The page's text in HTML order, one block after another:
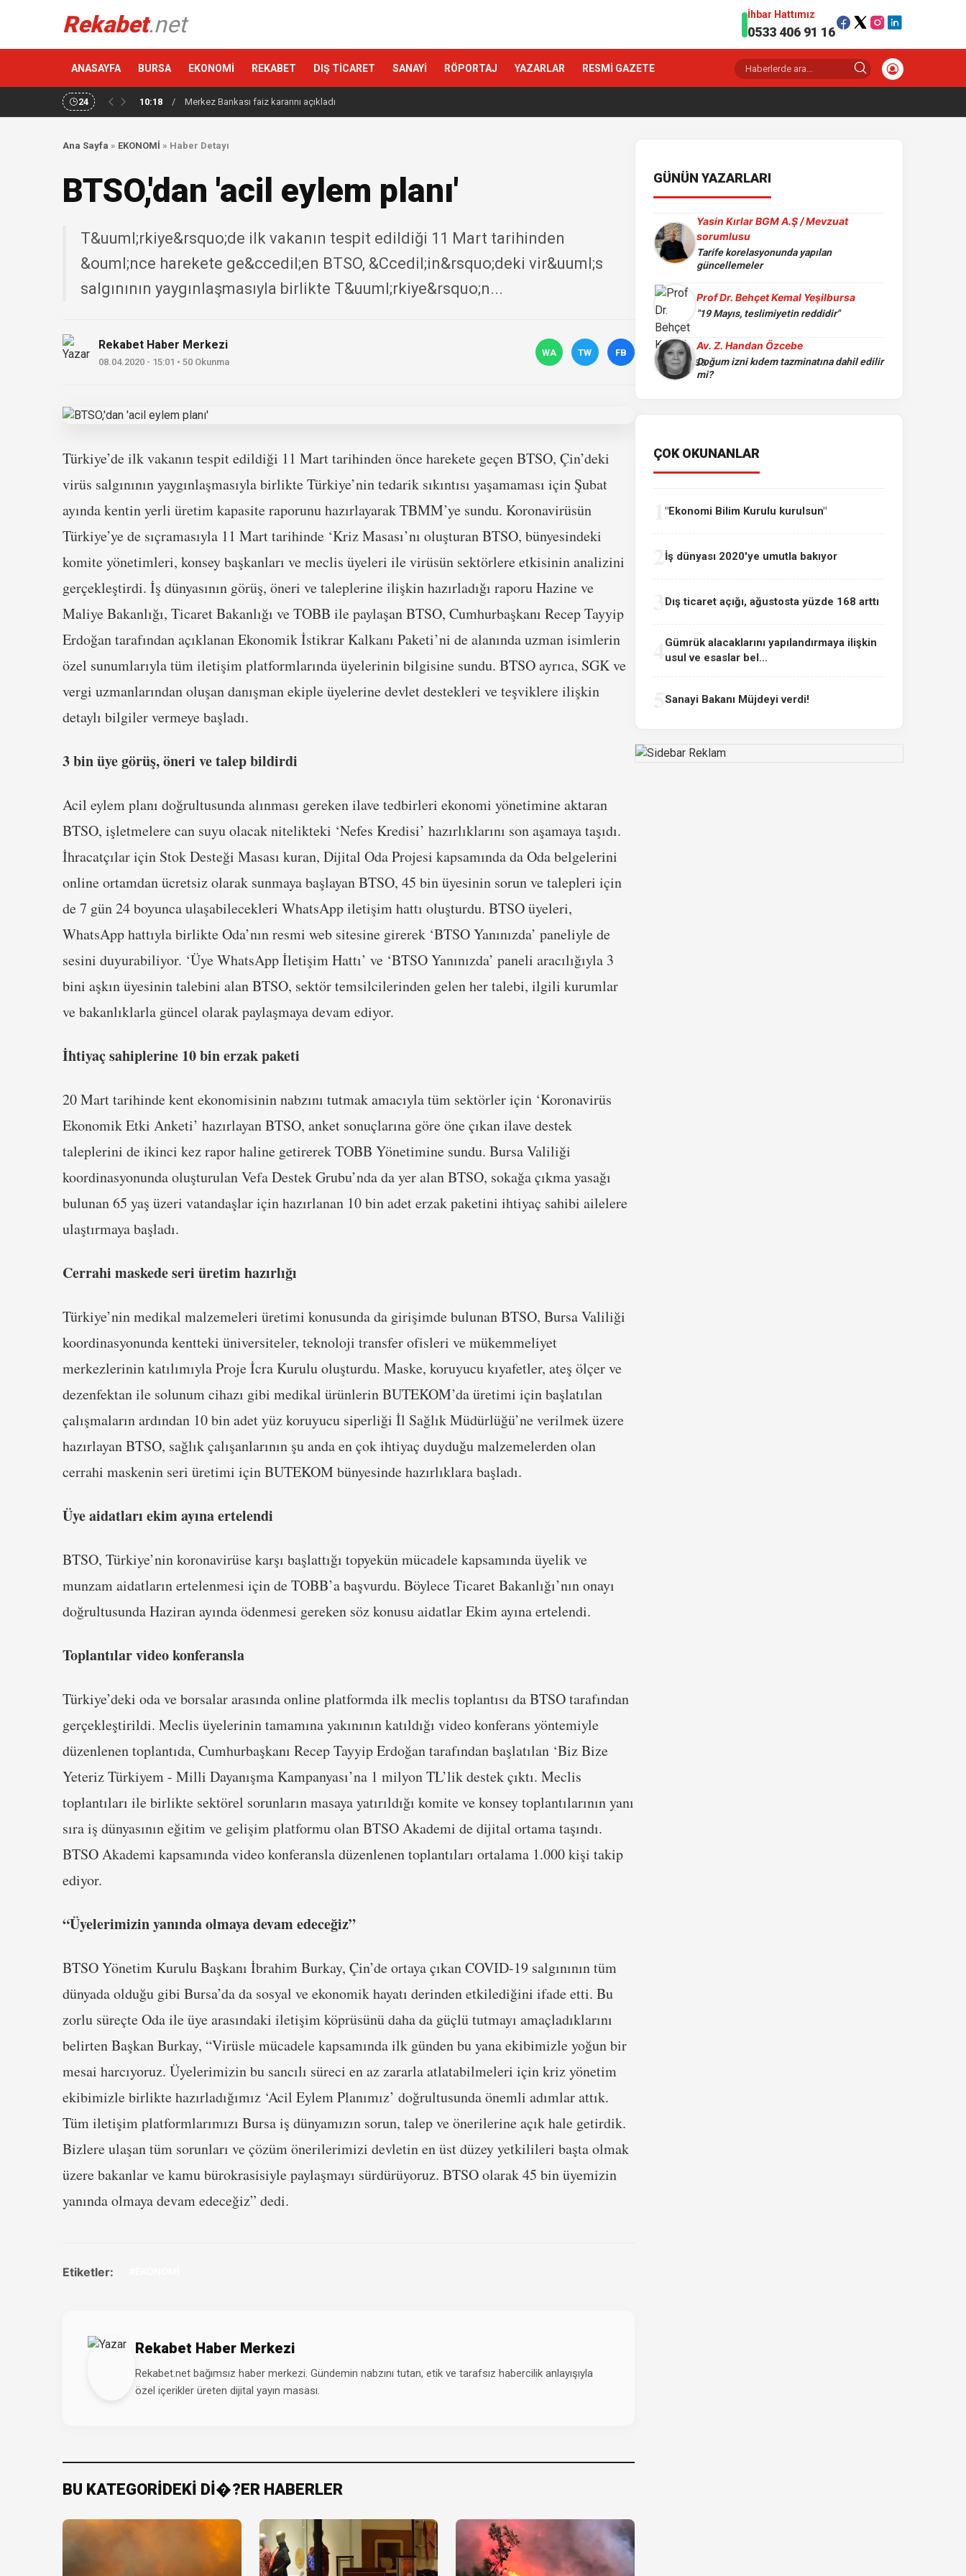
Rekabet.net İhbar Hattımız
0533 406 91 16
ANASAYFA BURSA EKONOMİ REKABET DIŞ TİCARET SANAYİ RÖPORTAJ YAZARLAR RESMİ GAZETE
24 10:18 / Merkez Bankası faiz kararını açıkladı
Ana Sayfa » EKONOMİ » Haber Detayı
BTSO,'dan 'acil eylem planı'
T&uuml;rkiye&rsquo;de ilk vakanın tespit edildiği 11 Mart tarihinden
&ouml;nce harekete ge&ccedil;en BTSO, &Ccedil;in&rsquo;deki vir&uuml;s
salgınının yaygınlaşmasıyla birlikte T&uuml;rkiye&rsquo;n...
Rekabet Haber Merkezi
08.04.2020 - 15:01 • 50 Okunma
WA TW FB
Türkiye’de ilk vakanın tespit edildiği 11 Mart tarihinden önce harekete geçen BTSO, Çin’deki
virüs salgınının yaygınlaşmasıyla birlikte Türkiye’nin tedarik sıkıntısı yaşamaması için Şubat
ayında kentin yerli üretim kapasite raporunu hazırlayarak TBMM’ye sundu. Koronavirüsün
Türkiye’ye de sıçramasıyla 11 Mart tarihinde ‘Kriz Masası’nı oluşturan BTSO, bünyesindeki
komite yönetimleri, konsey başkanları ve meclis üyeleri ile virüsün sektörlere etkisinin analizini
gerçekleştirdi. İş dünyasının görüş, öneri ve taleplerine ilişkin hazırladığı raporu Hazine ve
Maliye Bakanlığı, Ticaret Bakanlığı ve TOBB ile paylaşan BTSO, Cumhurbaşkanı Recep Tayyip
Erdoğan tarafından açıklanan Ekonomik İstikrar Kalkanı Paketi’ni de alanında uzman isimlerin
özel sunumlarıyla tüm iletişim platformlarında üyelerinin bilgisine sundu. BTSO ayrıca, SGK ve
vergi uzmanlarından oluşan danışman ekiple üyelerine devlet destekleri ve teşviklere ilişkin
detaylı bilgiler vermeye başladı.
3 bin üye görüş, öneri ve talep bildirdi
Acil eylem planı doğrultusunda alınması gereken ilave tedbirleri ekonomi yönetimine aktaran
BTSO, işletmelere can suyu olacak nitelikteki ‘Nefes Kredisi’ hazırlıklarını son aşamaya taşıdı.
İhracatçılar için Stok Desteği Masası kuran, Dijital Oda Projesi kapsamında da Oda belgelerini
online ortamdan ücretsiz olarak sunmaya başlayan BTSO, 45 bin üyesinin sorun ve talepleri için
de 7 gün 24 boyunca ulaşabilecekleri WhatsApp iletişim hattı oluşturdu. BTSO üyeleri,
WhatsApp hattıyla birlikte Oda’nın resmi web sitesine girerek ‘BTSO Yanınızda’ paneliyle de
sesini duyurabiliyor. ‘Üye WhatsApp İletişim Hattı’ ve ‘BTSO Yanınızda’ paneli aracılığıyla 3
bini aşkın üyesinin talebini alan BTSO, sektör temsilcilerinden gelen her talebi, ilgili kurumlar
ve bakanlıklarla güncel olarak paylaşmaya devam ediyor.
İhtiyaç sahiplerine 10 bin erzak paketi
20 Mart tarihinde kent ekonomisinin nabzını tutmak amacıyla tüm sektörler için ‘Koronavirüs
Ekonomik Etki Anketi’ hazırlayan BTSO, anket sonuçlarına göre öne çıkan ilave destek
taleplerini de ikinci kez rapor haline getirerek TOBB Yönetimine sundu. Bursa Valiliği
koordinasyonunda oluşturulan Vefa Destek Grubu’nda da yer alan BTSO, sokağa çıkma yasağı
bulunan 65 yaş üzeri vatandaşlar için hazırlanan 10 bin adet erzak paketini ihtiyaç sahibi ailelere
ulaştırmaya başladı.
Cerrahi maskede seri üretim hazırlığı
Türkiye’nin medikal malzemeleri üretimi konusunda da girişimde bulunan BTSO, Bursa Valiliği
koordinasyonunda kentteki üniversiteler, teknoloji transfer ofisleri ve mükemmeliyet
merkezlerinin katılımıyla Proje İcra Kurulu oluşturdu. Maske, koruyucu kıyafetler, ateş ölçer ve
dezenfektan ile solunum cihazı gibi medikal ürünlerin BUTEKOM’da üretimi için başlatılan
çalışmaların ardından 10 bin adet yüz koruyucu siperliği İl Sağlık Müdürlüğü’ne verilmek üzere
hazırlayan BTSO, sağlık çalışanlarının şu anda en çok ihtiyaç duyduğu malzemelerden olan
cerrahi maskenin seri üretimi için BUTEKOM bünyesinde hazırlıklara başladı.
Üye aidatları ekim ayına ertelendi
BTSO, Türkiye’nin koronavirüse karşı başlattığı topyekün mücadele kapsamında üyelik ve
munzam aidatların ertelenmesi için de TOBB’a başvurdu. Böylece Ticaret Bakanlığı’nın onayı
doğrultusunda Haziran ayında ödenmesi gereken söz konusu aidatlar Ekim ayına ertelendi.
Toplantılar video konferansla
Türkiye’deki oda ve borsalar arasında online platformda ilk meclis toplantısı da BTSO tarafından
gerçekleştirildi. Meclis üyelerinin tamamına yakınının katıldığı video konferans yöntemiyle
düzenlenen toplantıda, Cumhurbaşkanı Recep Tayyip Erdoğan tarafından başlatılan ‘Biz Bize
Yeteriz Türkiyem - Milli Dayanışma Kampanyası’na 1 milyon TL’lik destek çıktı. Meclis
toplantıları ile birlikte sektörel sorunların masaya yatırıldığı komite ve konsey toplantılarının yanı
sıra iş dünyasının eğitim ve gelişim platformu olan BTSO Akademi de dijital ortama taşındı.
BTSO Akademi kapsamında video konferansla düzenlenen toplantıları ortalama 1.000 kişi takip
ediyor.
“Üyelerimizin yanında olmaya devam edeceğiz”
BTSO Yönetim Kurulu Başkanı İbrahim Burkay, Çin’de ortaya çıkan COVID-19 salgınının tüm
dünyada olduğu gibi Bursa’da da sosyal ve ekonomik hayatı derinden etkilediğini ifade etti. Bu
zorlu süreçte Oda ile üye arasındaki iletişim köprüsünü daha da güçlü tutmayı amaçladıklarını
belirten Başkan Burkay, “Virüsle mücadele kapsamında ilk günden bu yana ekibimizle yoğun bir
mesai harcıyoruz. Üyelerimizin bu sancılı süreci en az zararla atlatabilmeleri için kriz yönetim
ekibimizle birlikte hazırladığımız ‘Acil Eylem Planımız’ doğrultusunda önemli adımlar attık.
Tüm iletişim platformlarımızı Bursa iş dünyamızın sorun, talep ve önerilerine açık hale getirdik.
Bizlere ulaşan tüm sorunları ve çözüm önerilerimizi devletin en üst düzey yetkilileri başta olmak
üzere bakanlar ve kamu bürokrasisiyle paylaşmayı sürdürüyoruz. BTSO olarak 45 bin üyemizin
yanında olmaya devam edeceğiz” dedi.
Etiketler:
Rekabet Haber Merkezi
Rekabet.net bağımsız haber merkezi. Gündemin nabzını tutan, etik ve tarafsız habercilik anlayışıyla
özel içerikler üreten dijital yayın masası.
BU KATEGORİDEKİ Dİ�?ER HABERLER
GÜNÜN YAZARLARI
Yasin Kırlar BGM A.Ş / Mevzuat
sorumlusu
Tarife korelasyonunda yapılan
güncellemeler
Prof Dr. Behçet Kemal Yeşilbursa
"19 Mayıs, teslimiyetin reddidir"
Av. Z. Handan Özcebe
Doğum izni kıdem tazminatına dahil edilir
mi?
ÇOK OKUNANLAR
"Ekonomi Bilim Kurulu kurulsun"
İş dünyası 2020'ye umutla bakıyor
Dış ticaret açığı, ağustosta yüzde 168 arttı
Gümrük alacaklarını yapılandırmaya ilişkin
usul ve esaslar bel...
Sanayi Bakanı Müjdeyi verdi!